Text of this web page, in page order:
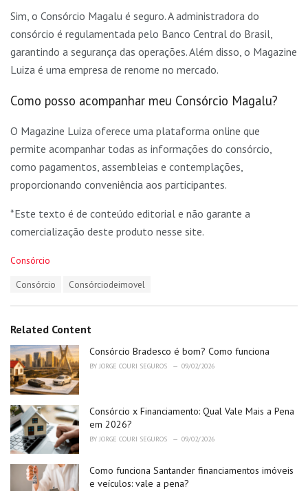
Sim, o Consórcio Magalu é seguro. A administradora do
consórcio é regulamentada pelo Banco Central do Brasil,
garantindo a segurança das operações. Além disso, o Magazine
Luiza é uma empresa de renome no mercado.
Como posso acompanhar meu Consórcio Magalu?
O Magazine Luiza oferece uma plataforma online que
permite acompanhar todas as informações do consórcio,
como pagamentos, assembleias e contemplações,
proporcionando conveniência aos participantes.
*Este texto é de conteúdo editorial e não garante a
comercialização deste produto nesse site.
C
r
i
e
s
:
Consórcio
:
Consórcio Consórciodeimovel
Related Content
Consórcio Bradesco é bom? Como funciona
BY JORGE COURI SEGUROS 09/02/2026
Consórcio x Financiamento: Qual Vale Mais a Pena
em 2026?
BY JORGE COURI SEGUROS 09/02/2026
Como funciona Santander financiamentos imóveis
e veículos: vale a pena?